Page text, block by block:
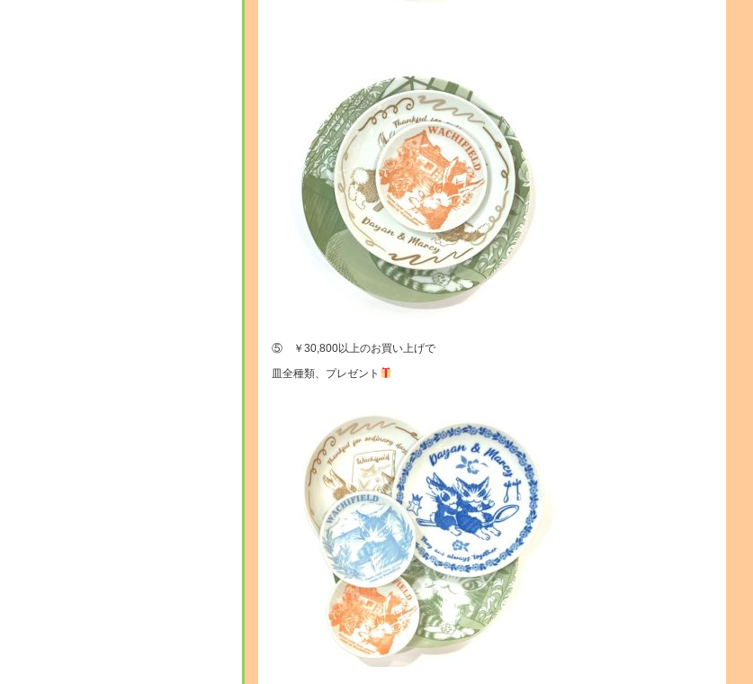
⑤ ￥30,800以上のお買い上げで
皿全種類、プレゼント